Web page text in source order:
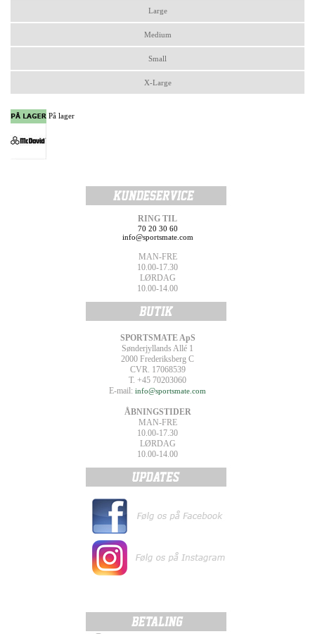
Large
Medium
Small
X-Large
På lager
RING TIL
70 20 30 60
info@sportsmate.com
MAN-FRE
10.00-17.30
LØRDAG
10.00-14.00
SPORTSMATE ApS
Sønderjyllands Allé 1
2000 Frederiksberg C
CVR. 17068539
T. +45 70203060
E-mail: info@sportsmate.com
ÅBNINGSTIDER
MAN-FRE
10.00-17.30
LØRDAG
10.00-14.00